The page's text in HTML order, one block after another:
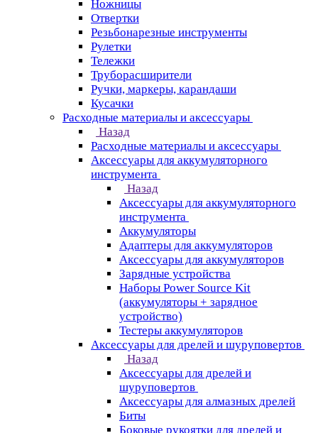
Ножницы
Отвертки
Резьбонарезные инструменты
Рулетки
Тележки
Труборасширители
Ручки, маркеры, карандаши
Кусачки
Расходные материалы и аксессуары
Назад
Расходные материалы и аксессуары
Аксессуары для аккумуляторного
инструмента
Назад
Аксессуары для аккумуляторного
инструмента
Aккумуляторы
Адаптеры для аккумуляторов
Аксессуары для аккумуляторов
Зарядные устройства
Наборы Power Source Kit
(аккумуляторы + зарядное
устройство)
Тестеры аккумуляторов
Аксессуары для дрелей и шуруповертов
Назад
Аксессуары для дрелей и
шуруповертов
Аксессуары для алмазных дрелей
Биты
Боковые рукоятки для дрелей и